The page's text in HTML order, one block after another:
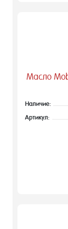
Масло
Наличие:
Артикул: